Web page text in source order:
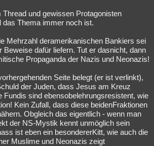
und gewissen Protagonisten
das Thema immer noch ist.
Mehrzahl deramerikanischen Bankiers sei
Beweise dafür liefern. Tut er dasnicht, dann
Propaganda der Nazis und Neonazis!
Seite belegt (er ist verlinkt),
der Juden, dass Jesus am Kreuz
Fundis sind ebensobelehrungsresistent, wie
Kein Zufall, dass diese beidenFraktionen
Obgleich das eigentlich - wenn man
der NS-Mystik kennt unmöglich sein
ist eben ein besondererKitt, wie auch die
Muslime und Neonazis zeigt